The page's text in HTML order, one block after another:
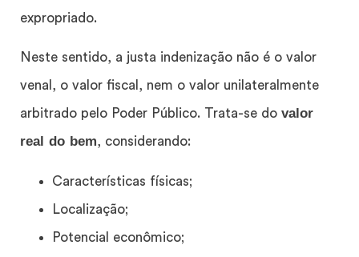
expropriado.
Neste sentido, a justa indenização não é o valor
venal, o valor fiscal, nem o valor unilateralmente
arbitrado pelo Poder Público. Trata-se do valor
real do bem, considerando:
Características físicas;
Localização;
Potencial econômico;